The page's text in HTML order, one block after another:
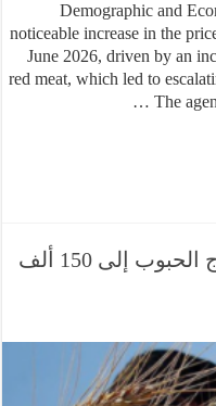
Demographic
noticeable increase in
June 2026, driven
red meat, which led to
ليبيا.. «الفاو» تكشف تراجع إنتاج الحبوب إلى 150 ألف